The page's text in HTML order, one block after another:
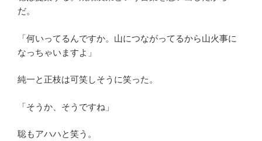
だ。
「何いってるんですか。山につながってるから山火事に
なっちゃいますよ」
純一と正枝は可笑しそうに笑った。
「そうか、そうですね」
聡もアハハと笑う。